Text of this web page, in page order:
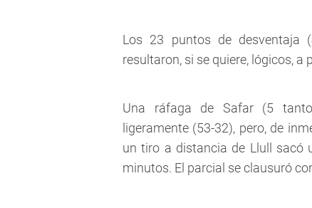
Los 23 puntos de desventaja
resultaron, si se quiere, lógicos,
Una ráfaga de Safar (5
ligeramente (53-32), pero, de
un tiro a distancia de Llull sacó
minutos. El parcial se clausuró